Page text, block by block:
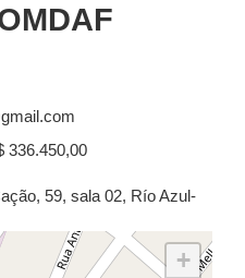
336.450,00
59, sala 02, Río Azul-
+